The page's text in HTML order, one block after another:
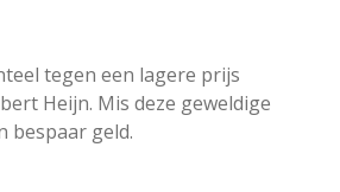
tegen een lagere prijs
Heijn. Mis deze geweldige
bespaar geld.